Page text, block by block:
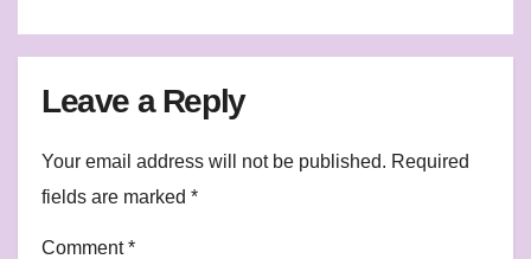
Leave a Reply
Your email address will not be published. Required
fields are marked *
Comment*